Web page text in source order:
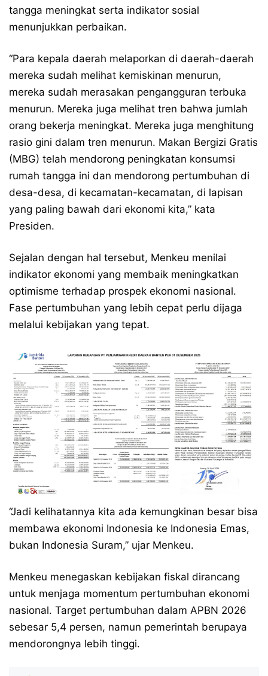
tangga meningkat serta indikator sosial
menunjukkan perbaikan.
“Para kepala daerah melaporkan di daerah-daerah
mereka sudah melihat kemiskinan menurun,
mereka sudah merasakan pengangguran terbuka
menurun. Mereka juga melihat tren bahwa jumlah
orang bekerja meningkat. Mereka juga menghitung
rasio gini dalam tren menurun. Makan Bergizi Gratis
(MBG) telah mendorong peningkatan konsumsi
rumah tangga ini dan mendorong pertumbuhan di
desa-desa, di kecamatan-kecamatan, di lapisan
yang paling bawah dari ekonomi kita,” kata
Presiden.
Sejalan dengan hal tersebut, Menkeu menilai
indikator ekonomi yang membaik meningkatkan
optimisme terhadap prospek ekonomi nasional.
Fase pertumbuhan yang lebih cepat perlu dijaga
melalui kebijakan yang tepat.
“Jadi kelihatannya kita ada kemungkinan besar bisa
membawa ekonomi Indonesia ke Indonesia Emas,
bukan Indonesia Suram,” ujar Menkeu.
Menkeu menegaskan kebijakan fiskal dirancang
untuk menjaga momentum pertumbuhan ekonomi
nasional. Target pertumbuhan dalam APBN 2026
sebesar 5,4 persen, namun pemerintah berupaya
mendorongnya lebih tinggi.